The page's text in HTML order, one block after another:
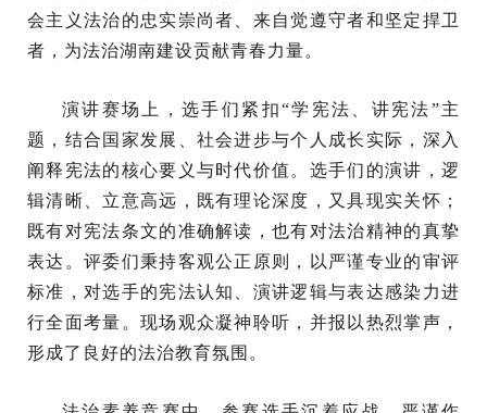
会主义法治的忠实崇尚者、来自觉遵守者和坚定捍卫
者，为法治湖南建设贡献青春力量。
演讲赛场上，选手们紧扣“学宪法、讲宪法”主
题，结合国家发展、社会进步与个人成长实际，深入
阐释宪法的核心要义与时代价值。选手们的演讲，逻
辑清晰、立意高远，既有理论深度，又具现实关怀；
既有对宪法条文的准确解读，也有对法治精神的真挚
表达。评委们秉持客观公正原则，以严谨专业的审评
标准，对选手的宪法认知、演讲逻辑与表达感染力进
行全面考量。现场观众凝神聆听，并报以热烈掌声，
形成了良好的法治教育氛围。